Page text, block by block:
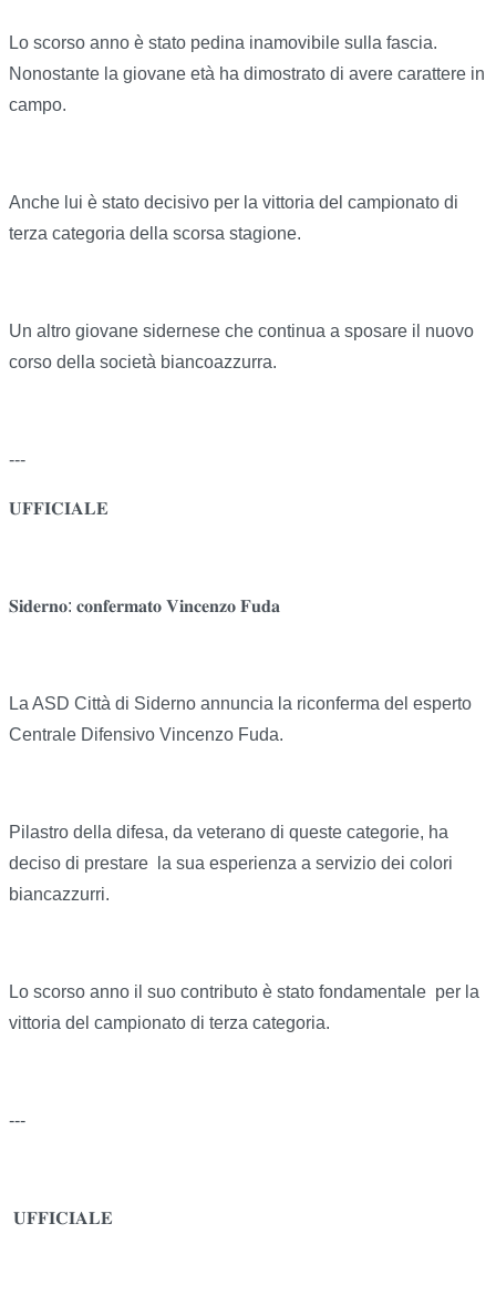
Lo scorso anno è stato pedina inamovibile sulla fascia.
Nonostante la giovane età ha dimostrato di avere carattere in
campo.
Anche lui è stato decisivo per la vittoria del campionato di
terza categoria della scorsa stagione.
Un altro giovane sidernese che continua a sposare il nuovo
corso della società biancoazzurra.
---
𝐔𝐅𝐅𝐈𝐂𝐈𝐀𝐋𝐄
𝐒𝐢𝐝𝐞𝐫𝐧𝐨: 𝐜𝐨𝐧𝐟𝐞𝐫𝐦𝐚𝐭𝐨 𝐕𝐢𝐧𝐜𝐞𝐧𝐳𝐨 𝐅𝐮𝐝𝐚
La ASD Città di Siderno annuncia la riconferma del esperto
Centrale Difensivo Vincenzo Fuda.
Pilastro della difesa, da veterano di queste categorie, ha
deciso di prestare la sua esperienza a servizio dei colori
biancazzurri.
Lo scorso anno il suo contributo è stato fondamentale per la
vittoria del campionato di terza categoria.
---
𝐔𝐅𝐅𝐈𝐂𝐈𝐀𝐋𝐄